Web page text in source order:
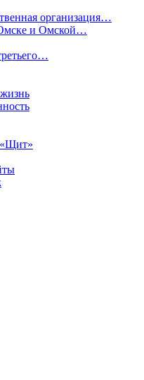
организация…
Омске и Омской…
«Щит»